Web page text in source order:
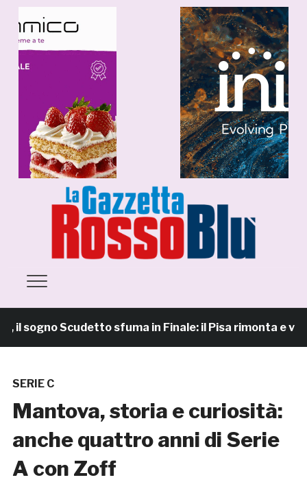
sogno Scudetto sfuma in Finale: il Pisa rimonta e vince
SERIE C
Mantova, storia e curiosità:
anche quattro anni di Serie
A con Zoff